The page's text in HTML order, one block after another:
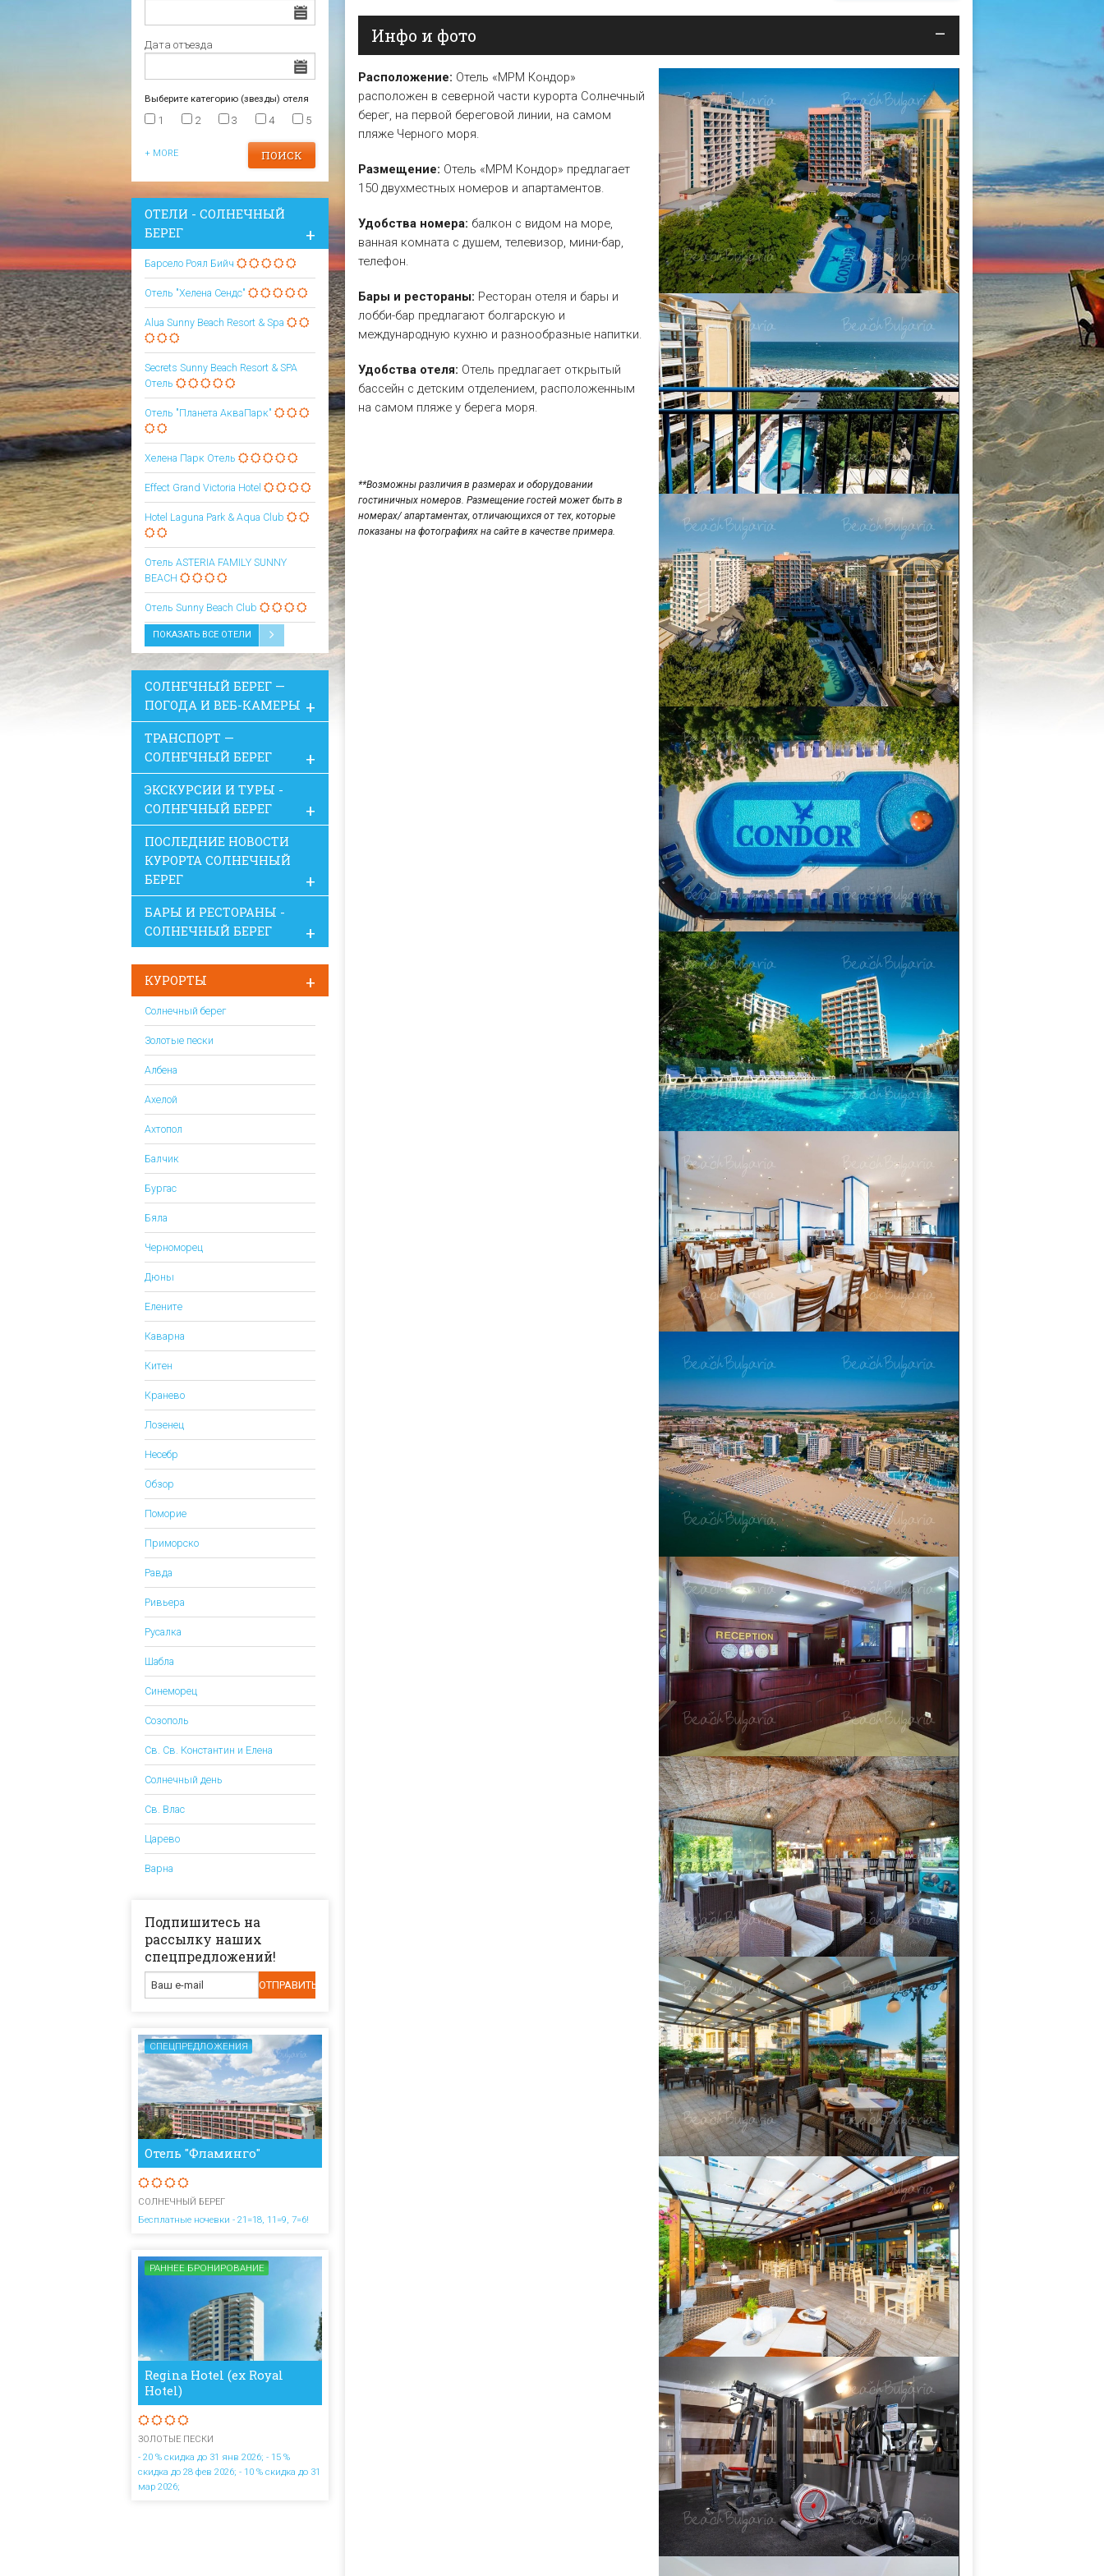
Отели в Варне
Инфо и фото
Расположение: Отель «MPM Кондор»
расположен в северной части курорта Солнечный
берег, на первой береговой линии, на самом
пляже Черного моря.
Размещение: Отель «MPM Кондор» предлагает
150 двухместных номеров и апартаментов.
Удобства номера: балкон с видом на море,
ванная комната с душем, телевизор, мини-бар,
телефон.
Бары и рестораны: Ресторан отеля и бары и
лобби-бар предлагают болгарскую и
международную кухню и разнообразные напитки.
Удобства отеля: Отель предлагает открытый
бассейн с детским отделением, расположенным
на самом пляже у берега моря.
**Возможны различия в размерах и оборудовании
гостиничных номеров. Размещение гостей может быть в
номерах/ апартаментах, отличающихся от тех, которые
показаны на фотографиях на сайте в качестве примера.
Дата отъезда
Выберите категорию (звезды) отеля
1 2 3 4 5
+ MORE
ОТЕЛИ - СОЛНЕЧНЫЙ
БЕРЕГ
Барсело Роял Бийч
Отель "Хелена Сендс"
Alua Sunny Beach Resort & Spa
Secrets Sunny Beach Resort & SPA
Отель
Отель "Планета АкваПарк"
Хелена Парк Отель
Effect Grand Victoria Hotel
Hotel Laguna Park & Aqua Club
Oтель ASTERIA FAMILY SUNNY
BEACH
Oтель Sunny Beach Club
ПОКАЗАТЬ ВСЕ ОТЕЛИ
СОЛНЕЧНЫЙ БЕРЕГ —
ПОГОДА И ВЕБ-КАМЕРЫ
ТРАНСПОРТ —
СОЛНЕЧНЫЙ БЕРЕГ
ЭКСКУРСИИ И ТУРЫ -
СОЛНЕЧНЫЙ БЕРЕГ
ПОСЛЕДНИЕ НОВОСТИ
КУРОРТА СОЛНЕЧНЫЙ
БЕРЕГ
БАРЫ И РЕСТОРАНЫ -
СОЛНЕЧНЫЙ БЕРЕГ
КУРОРТЫ
Солнечный берег
Золотые пески
Албена
Ахелой
Ахтопол
Балчик
Бургас
Бяла
Черноморец
Дюны
Елените
Каварна
Китен
Кранево
Лозенец
Несебр
Обзор
Поморие
Приморско
Равда
Ривьера
Русалка
Шабла
Синеморец
Созополь
Св. Св. Константин и Елена
Солнечный день
Св. Влас
Царево
Варна
Подпишитесь на
рассылку наших
спецпредложений!
СПЕЦПРЕДЛОЖЕНИЯ
Отель "Фламинго"
СОЛНЕЧНЫЙ БЕРЕГ
Бесплатные ночевки - 21=18, 11=9, 7=6!
РАННЕЕ БРОНИРОВАНИЕ
Regina Hotel (ex Royal
Hotel)
ЗОЛОТЫЕ ПЕСКИ
- 20 % скидка до 31 янв 2026; - 15 %
скидка до 28 фев 2026; - 10 % скидка до 31
мар 2026;